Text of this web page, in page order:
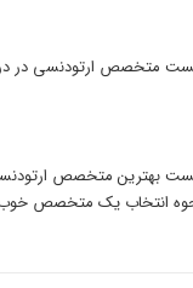
متخصص ارتودنسی در
بهترین متخصص
انتخاب یک متخصص